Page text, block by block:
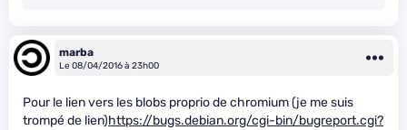
marba
Le 08/04/2016 à 23h00
Pour le lien vers les blobs proprio de chromium (je me suis
trompé de lien)https://bugs.debian.org/cgi-bin/bugreport.cgi?